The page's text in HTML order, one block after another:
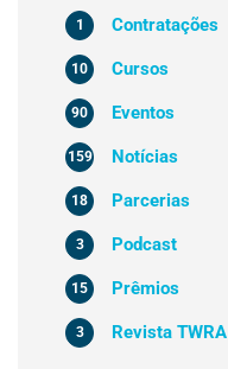
Contratações
1
Cursos
10
Eventos
90
Notícias
159
Parcerias
18
Podcast
3
Prêmios
15
Revista TWRA
3